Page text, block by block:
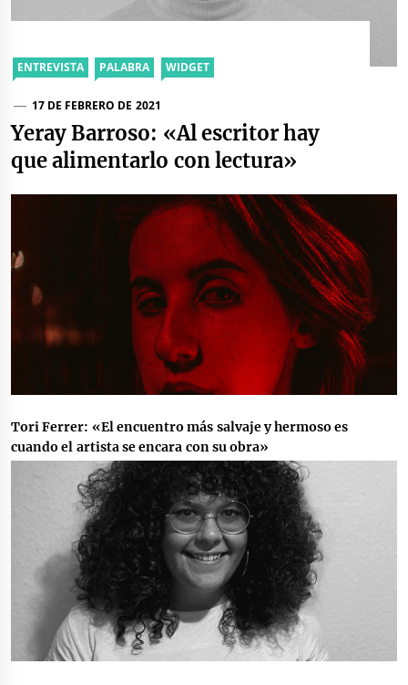
ENTREVISTA PALABRA WIDGET
17 DE FEBRERO DE 2021
Yeray Barroso: «Al escritor hay
que alimentarlo con lectura»
Tori Ferrer: «El encuentro más salvaje y hermoso es
cuando el artista se encara con su obra»